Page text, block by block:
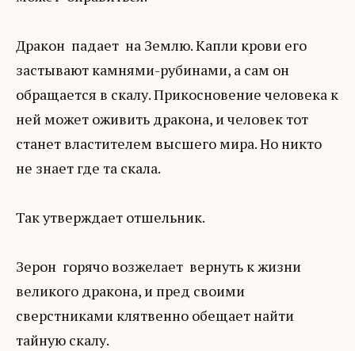
Дракон падает на Землю. Капли крови его
застывают камнями-рубинами, а сам он
обращается в скалу. Прикосновение человека к
ней может оживить дракона, и человек тот
станет властителем высшего мира. Но никто
не знает где та скала.
Так утверждает отшельник.
Зерон горячо возжелает вернуть к жизни
великого дракона, и пред своими
сверстниками клятвенно обещает найти
тайную скалу.